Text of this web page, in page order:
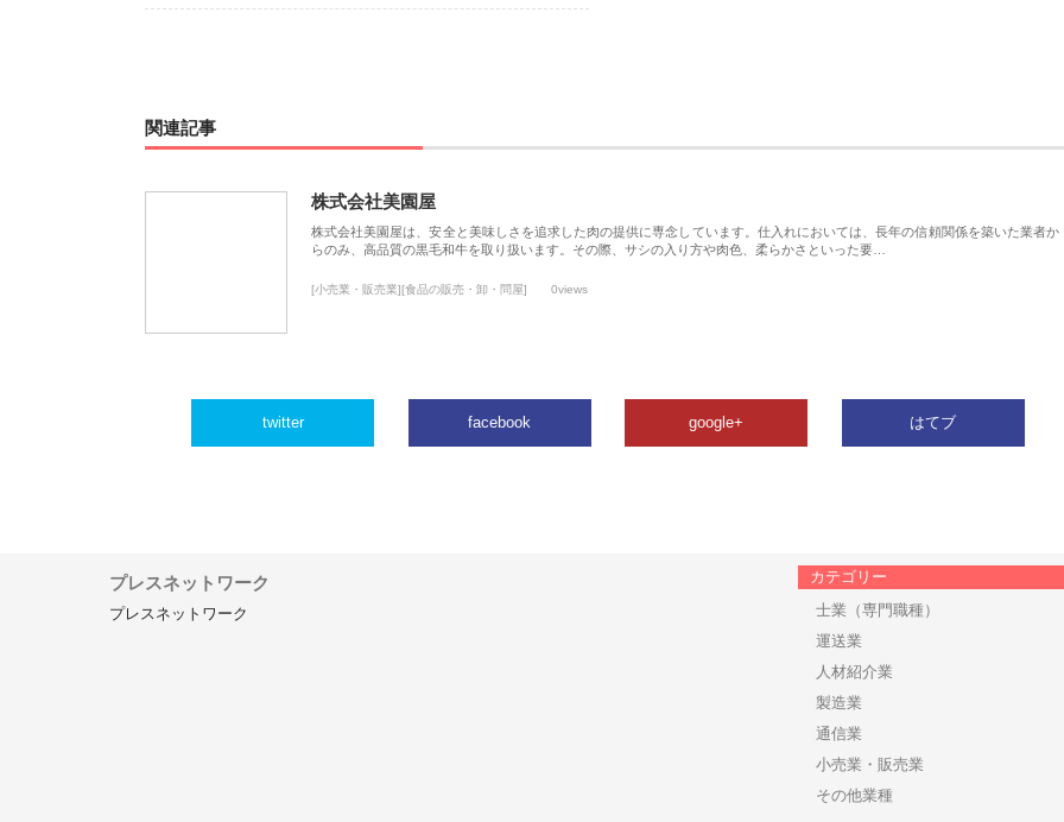
関連記事
株式会社美園屋
株式会社美園屋は、安全と美味しさを追求した肉の提供に専念しています。仕入れにおいては、長年の信頼関係を築いた業者か
らのみ、高品質の黒毛和牛を取り扱います。その際、サシの入り方や肉色、柔らかさといった要…
[小売業・販売業][食品の販売・卸・問屋] 0views
twitter facebook google+ はてブ
プレスネットワーク
プレスネットワーク
カテゴリー
士業（専門職種）
運送業
人材紹介業
製造業
通信業
小売業・販売業
その他業種